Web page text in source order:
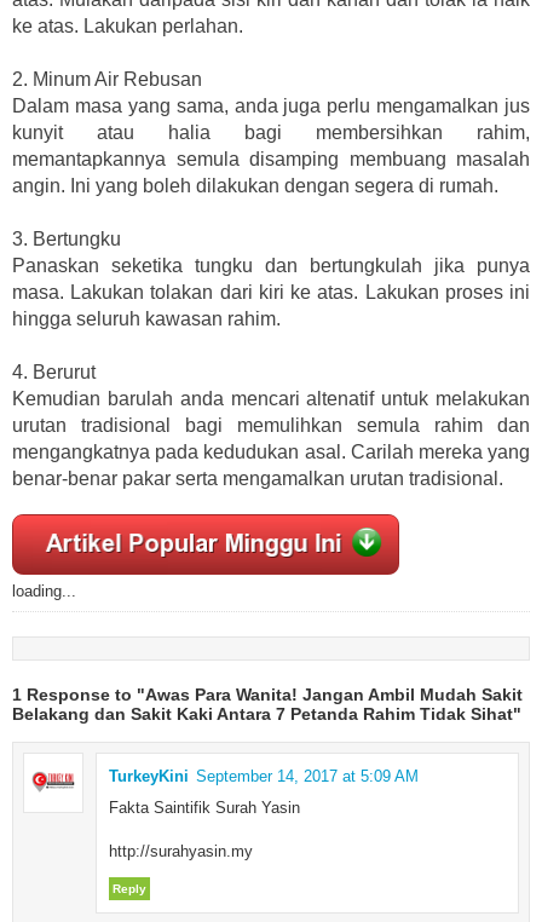
ke atas. Lakukan perlahan.
2. Minum Air Rebusan
Dalam masa yang sama, anda juga perlu mengamalkan jus
kunyit atau halia bagi membersihkan rahim,
memantapkannya semula disamping membuang masalah
angin. Ini yang boleh dilakukan dengan segera di rumah.
3. Bertungku
Panaskan seketika tungku dan bertungkulah jika punya
masa. Lakukan tolakan dari kiri ke atas. Lakukan proses ini
hingga seluruh kawasan rahim.
4. Berurut
Kemudian barulah anda mencari altenatif untuk melakukan
urutan tradisional bagi memulihkan semula rahim dan
mengangkatnya pada kedudukan asal. Carilah mereka yang
benar-benar pakar serta mengamalkan urutan tradisional.
loading...
1 Response to "Awas Para Wanita! Jangan Ambil Mudah Sakit
Belakang dan Sakit Kaki Antara 7 Petanda Rahim Tidak Sihat"
TurkeyKini September 14, 2017 at 5:09 AM
Fakta Saintifik Surah Yasin
http://surahyasin.my
Reply